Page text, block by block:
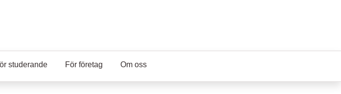
studerande För företag Om oss